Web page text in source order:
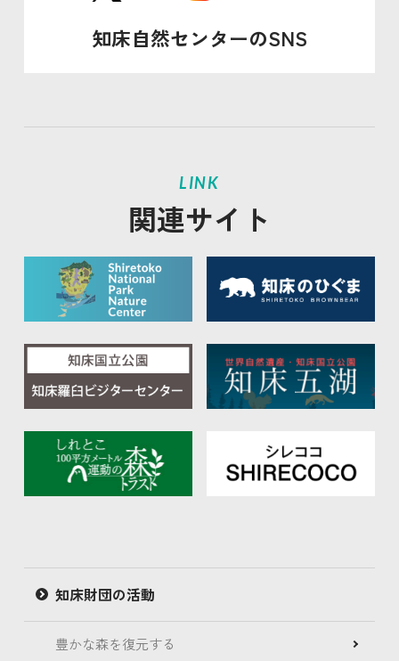
知床自然センターのSNS
知床財団の活動
豊かな森を復元する